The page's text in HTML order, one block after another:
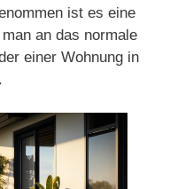
ist es eine
an das normale
einer Wohnung in